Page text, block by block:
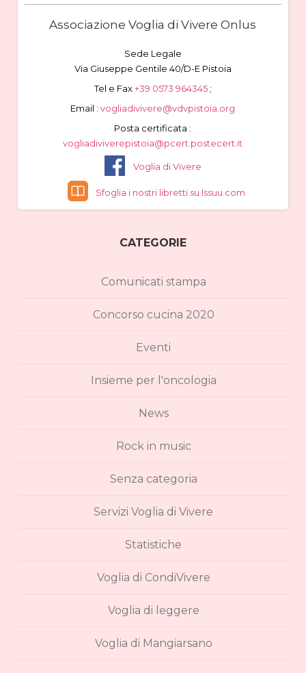
Associazione Voglia di Vivere Onlus
Sede Legale
Via Giuseppe Gentile 40/D-E Pistoia
Tel e Fax+39 0573 964345 ;
Email : vogliadivivere@vdvpistoia.org
Posta certificata :
vogliadiviverepistoia@pcert.postecert.it
Voglia di Vivere
Sfoglia i nostri libretti su Issuu.com
CATEGORIE
Comunicati stampa
Concorso cucina 2020
Eventi
Insieme per l'oncologia
News
Rock in music
Senza categoria
Servizi Voglia di Vivere
Statistiche
Voglia di CondiVivere
Voglia di leggere
Voglia di Mangiarsano